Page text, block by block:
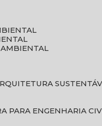
AMBIENTAL
PARA ENGENHARIA